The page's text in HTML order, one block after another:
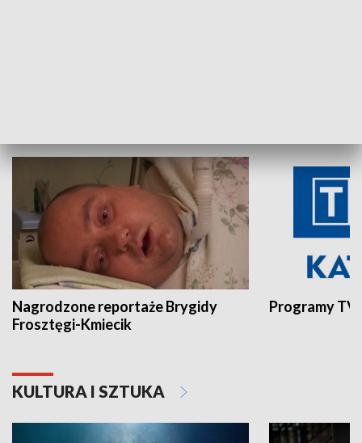
Nagrodzone reportaże Brygidy
Frosztęgi-Kmiecik
Programy
KULTURA I SZTUKA